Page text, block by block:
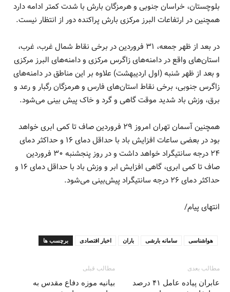
بلوچستان، خراسان جنوبی و هرمزگان بارش با شدت کمتر ادامه دارد
همچنین در ارتفاعات البرز مرکزی بارش پراکنده دور از انتظار نیست.
در بعد از ظهر جمعه، ۳۱ فروردین در برخی نقاط شمال غرب، غرب،
استان‌های واقع در دامنه‌های زاگرس مرکزی و دامنه‌های البرز مرکزی
و بعد از ظهر شنبه (اول اردیبهشت) علاوه بر این مناطق در دامنه‌های
زاگرس جنوبی، برخی نقاط استان‌های فارس و هرمزگان رگبار و رعد و
برق، وزش باد شدید موقت گاهی و گرد و خاک پیش بینی می‌شود.
همچنین آسمان تهران امروز ۲۹ فروردین صاف تا کمی ابری خواهد
بود در بعضی ساعات افزایش باد با حداقل دمای ۱۶ و حداکثر دمای
۲۴ درجه سانتیگراد خواهد داشت و در روز پنجشنبه ۳۰ فروردین
صاف تا کمی ابری، گاهی افزایش ابر و وزش باد با حداقل دمای ۱۶ و
حداکثر دمای ۲۶ درجه سانتیگراد پیش‌بینی می‌شود.
انتهای پیام/
برچسب ها اخبار اقتصادی باران سامانه بارشی هواشناسی
مطالب قبلی
بیانیه موزه دفاع مقدس به
مطالب بعدی
عابران پیاده عامل ۴۱ درصد